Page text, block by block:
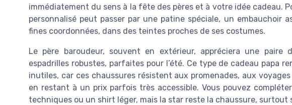
immédiatement du sens à la fête des pères et à votre idée cadeau.
personnalisé peut passer par une patine spéciale, un embauchoir
fines coordonnées, dans des teintes proches de ses costumes.
Le père baroudeur, souvent en extérieur, appréciera une
espadrilles robustes, parfaites pour l’été. Ce type de cadeau papa
inutiles, car ces chaussures résistent aux promenades, aux
en restant à un prix parfois très accessible. Vous pouvez
techniques ou un shirt léger, mais la star reste la chaussure, surtout